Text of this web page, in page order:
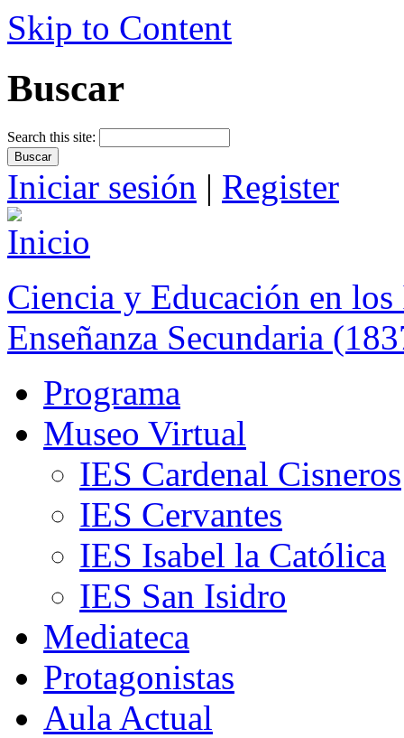
Skip to Content
Buscar
Search this site:
Iniciar sesión | Register
Ciencia y Educación en
Enseñanza Secundaria
Programa
Museo Virtual
IES Cardenal Cisneros
IES Cervantes
IES Isabel la Católica
IES San Isidro
Mediateca
Protagonistas
Aula Actual